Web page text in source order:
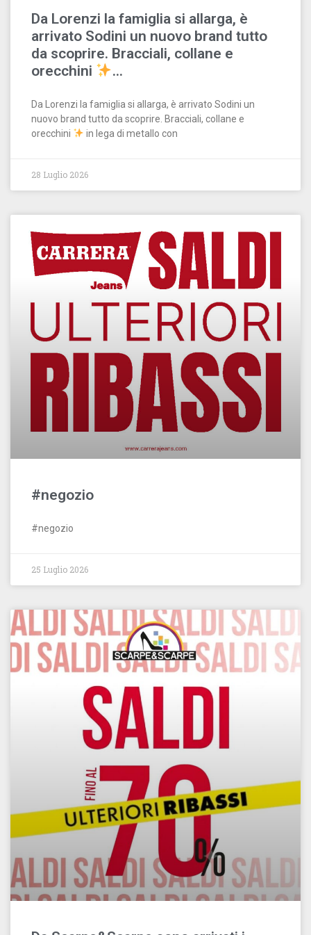
Da Lorenzi la famiglia si allarga, è
arrivato Sodini un nuovo brand tutto
da scoprire. Bracciali, collane e
orecchini
…
Da Lorenzi la famiglia si allarga, è arrivato Sodini un
nuovo brand tutto da scoprire. Bracciali, collane e
orecchini
in lega di metallo con
28 Luglio 2026
#negozio
#negozio
25 Luglio 2026